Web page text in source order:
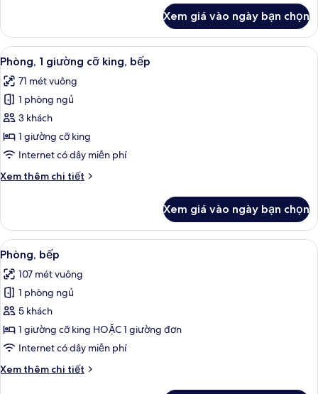
hút
thuốc,
bếp
Phòng
Suite
dành
gia
đình,
hút
thuốc,
bếp
Xem giá vào ngày bạn chọn
Xem
tất
cả
ảnh
Phòng,
1
giường
king,
Bộ trải giường bằng vải cotton Ai
7
Phòng, 1 giường cỡ king, bếp
71 mét vuông
1 phòng ngủ
3 khách
1 giường cỡ king
Internet có dây miễn phí
Xem thêm chi tiết
Chi
Phòng,
giường
king,
bếp
Xem giá vào ngày bạn chọn
Xem
tất
cả
ảnh
Phòng,
bếp
Phòng, bếp | Bộ trải giường bằng
7
Phòng, bếp
107 mét vuông
1 phòng ngủ
5 khách
1 giường cỡ king HOẶC 1 giường đơn
Internet có dây miễn phí
Xem thêm chi tiết
Chi